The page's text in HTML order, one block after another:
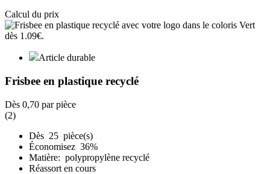
Calcul du prix
Article durable
Frisbee en plastique recyclé
Dès 0,70 par pièce
(2)
Dès 25 pièce(s)
Économisez 36%
Matière: polypropylène recyclé
Réassort en cours